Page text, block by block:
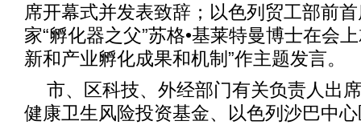
席开幕式并发表致辞；以色列贸工部前
家“孵化器之父”苏格•基莱特曼博士在会
新和产业孵化成果和机制”作主题发言。
市、区科技、外经部门有关负责人出
健康卫生风险投资基金、以色列沙巴中